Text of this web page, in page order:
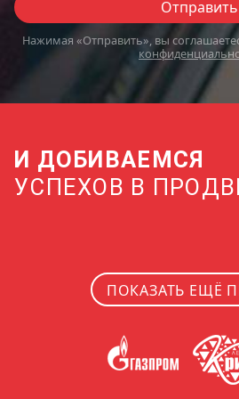
Отправить
Нажимая «Отправить», вы
И ДОБИВАЕМСЯ
УСПЕХОВ В
ПОКАЗАТЬ ЕЩЁ